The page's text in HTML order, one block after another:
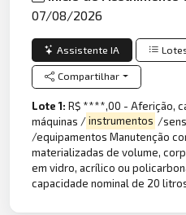
07/08/2026
Assistente IA
Compartilhar
Lote 1:R$ ****,00 - Aferição,
máquinas /instrumentos /
/equipamentos Manutenção
materializadas de volume,
em vidro, acrílico ou
capacidade nominal de 20